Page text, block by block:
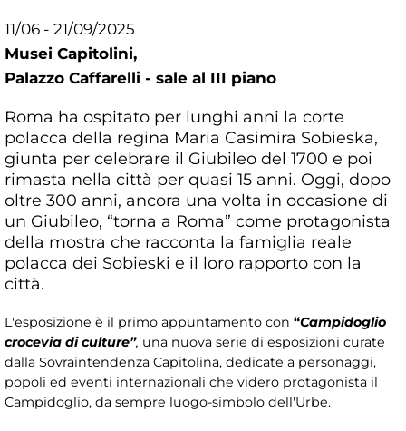
11/06 - 21/09/2025
Musei Capitolini,
Palazzo Caffarelli - sale al III piano
Roma ha ospitato per lunghi anni la corte
polacca della regina Maria Casimira Sobieska,
giunta per celebrare il Giubileo del 1700 e poi
rimasta nella città per quasi 15 anni. Oggi, dopo
oltre 300 anni, ancora una volta in occasione di
un Giubileo, “torna a Roma” come protagonista
della mostra che racconta la famiglia reale
polacca dei Sobieski e il loro rapporto con la
città.
L'esposizione è il primo appuntamento con “Campidoglio
crocevia di culture”, una nuova serie di esposizioni curate
dalla Sovraintendenza Capitolina, dedicate a personaggi,
popoli ed eventi internazionali che videro protagonista il
Campidoglio, da sempre luogo-simbolo dell'Urbe.